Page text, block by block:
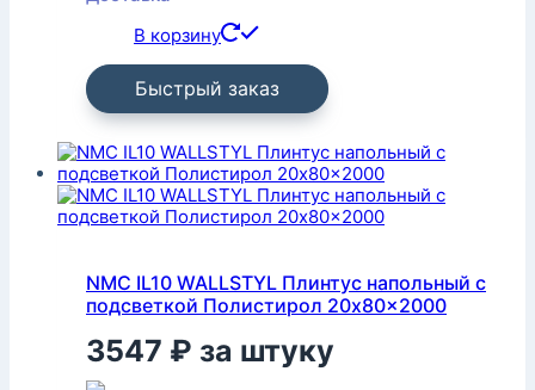
В корзину
Быстрый заказ
NMC IL10 WALLSTYL Плинтус напольный с
подсветкой Полистирол 20x80x2000
3547 ₽ за штуку